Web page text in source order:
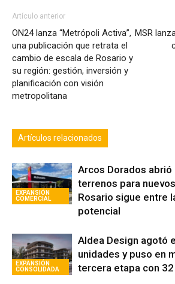
Artículo anterior
ON24 lanza “Metrópoli Activa”,
una publicación que retrata el
cambio de escala de Rosario y
su región: gestión, inversión y
planificación con visión
metropolitana
MSR
Artículos relacionados
EXPANSIÓN
COMERCIAL
Arcos Dorados abrió
terrenos para
Rosario sigue entre
potencial
EXPANSIÓN
CONSOLIDADA
Aldea Design agotó
unidades y puso en
tercera etapa con